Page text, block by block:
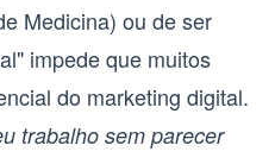
Medicina) ou de ser
impede que muitos
do marketing digital.
trabalho sem parecer